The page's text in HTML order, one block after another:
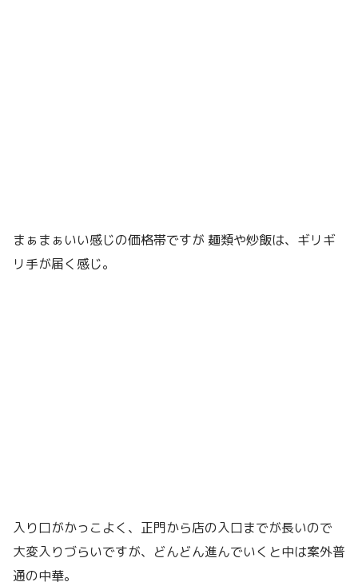
まぁまぁいい感じの価格帯ですが 麺類や炒飯は、ギリギ
リ手が届く感じ。
入り口がかっこよく、正門から店の入口までが長いので
大変入りづらいですが、どんどん進んでいくと中は案外普
通の中華。